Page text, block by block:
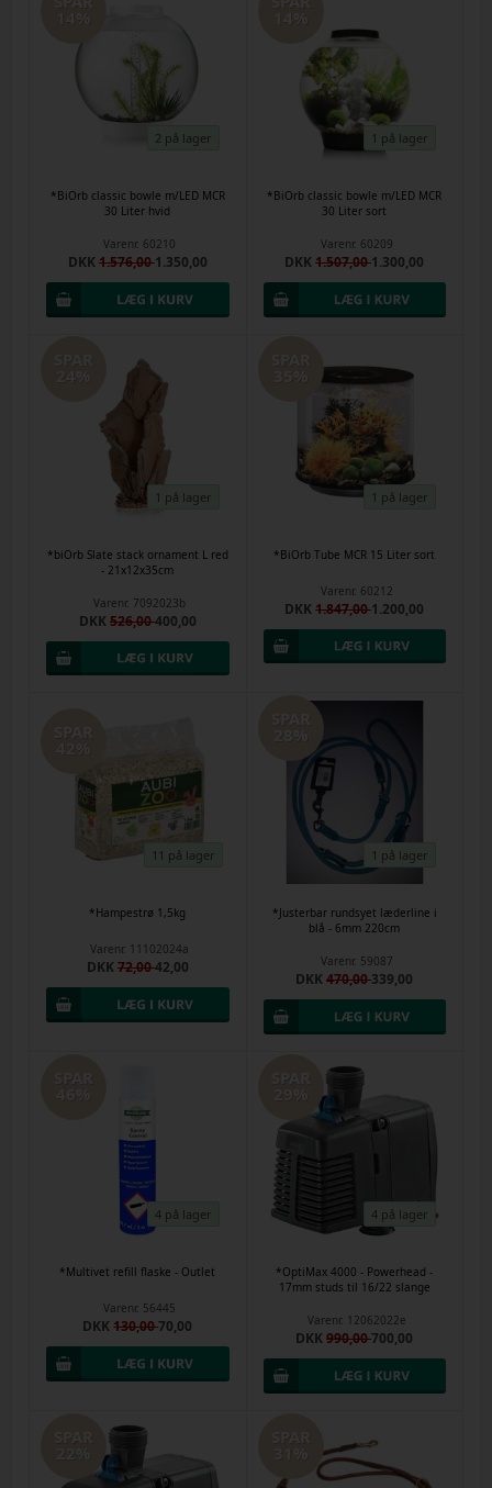
2 på lager
*BiOrb classic bowle m/LED MCR
30 Liter hvid
Varenr. 60210
DKK1.576,001.350,00
1 på lager
*BiOrb classic bowle m/LED MCR
30 Liter sort
Varenr. 60209
DKK1.507,001.300,00
1 på lager
*biOrb Slate stack ornament L red
- 21x12x35cm
Varenr. 7092023b
DKK526,00400,00
1 på lager
*BiOrb Tube MCR 15 Liter sort
Varenr. 60212
DKK1.847,001.200,00
11 på lager
*Hampestrø 1,5kg
Varenr. 11102024a
DKK72,0042,00
1 på lager
*Justerbar rundsyet læderline i
blå - 6mm 220cm
Varenr. 59087
DKK470,00339,00
4 på lager
*Multivet refill flaske - Outlet
Varenr. 56445
DKK130,0070,00
4 på lager
*OptiMax 4000 - Powerhead -
17mm studs til 16/22 slange
Varenr. 12062022e
DKK990,00700,00